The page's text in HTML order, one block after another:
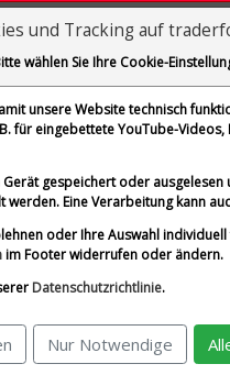
SE, Bayerische
Aktualisieren
und Tracking auf
wählen Sie Ihre Cookie-
unsere Website technisch
für eingebettete YouTube-
gespeichert oder
Eine Verarbeitung kann
oder Ihre Auswahl
im Footer widerrufen oder ändern.
Datenschutzrichtlinie.
Nur Notwendige